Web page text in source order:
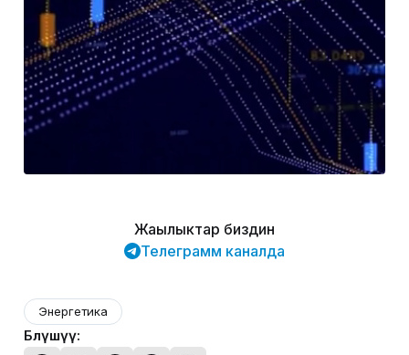
Жаңылыктар биздин
Телеграмм каналда
Энергетика
Бөлүшүү: